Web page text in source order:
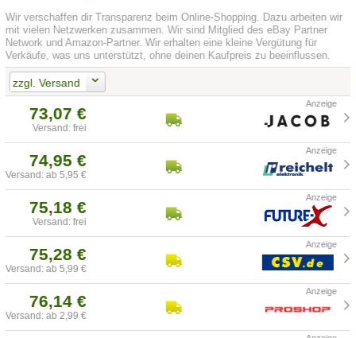
Wir verschaffen dir Transparenz beim Online-Shopping. Dazu arbeiten wir
mit vielen Netzwerken zusammen. Wir sind Mitglied des eBay Partner
Network und Amazon-Partner. Wir erhalten eine kleine Vergütung für
Verkäufe, was uns unterstützt, ohne deinen Kaufpreis zu beeinflussen.
zzgl. Versand
73,07 €
Versand: frei
74,95 €
Versand: ab 5,95 €
75,18 €
Versand: frei
75,28 €
Versand: ab 5,99 €
76,14 €
Versand: ab 2,99 €